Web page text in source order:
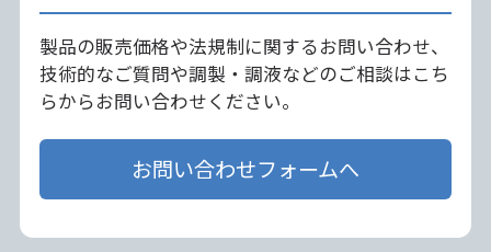
製品の販売価格や法規制に関するお問い合わせ、
技術的なご質問や調製・調液などのご相談はこち
らからお問い合わせください。
お問い合わせフォームへ